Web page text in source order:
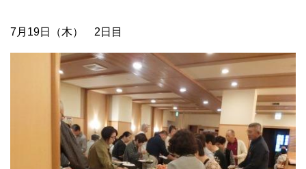
7月19日（木） 2日目